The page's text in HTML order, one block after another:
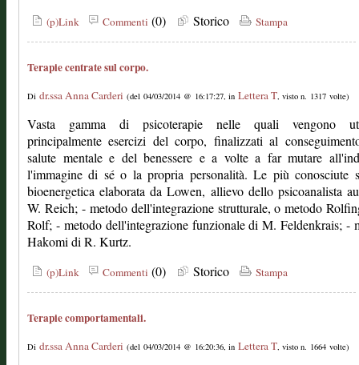
(p)Link Commenti (0) Storico Stampa
Terapie centrate sul corpo.
Di dr.ssa Anna Carderi (del 04/03/2014 @ 16:17:27, in Lettera T, visto n. 1317 volte)
Vasta gamma di psicoterapie nelle quali vengono
principalmente esercizi del corpo, finalizzati al
salute mentale e del benessere e a volte a far mutare
l'immagine di sé o la propria personalità. Le più conosciute
bioenergetica elaborata da Lowen, allievo dello psicoanalista
W. Reich; - metodo dell'integrazione strutturale, o metodo
Rolf; - metodo dell'integrazione funzionale di M. Feldenkrais; -
Hakomi di R. Kurtz.
(p)Link Commenti (0) Storico Stampa
Terapie comportamentali.
Di dr.ssa Anna Carderi (del 04/03/2014 @ 16:20:36, in Lettera T, visto n. 1664 volte)